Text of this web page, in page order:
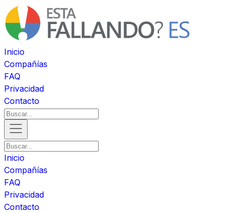
Inicio
Compañías
FAQ
Privacidad
Contacto
Inicio
Compañías
FAQ
Privacidad
Contacto